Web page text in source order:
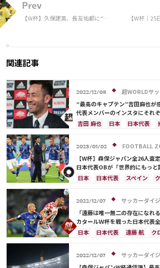
Prev
【W杯】久保建英、長友佑都に“華
【W杯｜
関連記事
2022/12/08
超WORLDサ
“最高のキャプテン”吉田麻也が
代表メンバーのインスタにそれ
吉田 麻也
日本 日本代表
権田 修一
谷 晃生 谷口 彰悟
南野 拓実
三笘 薫 久保 建英
遠藤 航
町野 修斗
2023/01/02
FOOTBALL
【W杯】森保ジャパン全26人査
日本代表OBが「世界的にもっ
えたのは？
日本 日本代表 スペイン
谷 晃生
谷口 彰悟 吉田 麻也
シュミット・ダニエル
板倉 滉
山根 視来
伊藤 洋輝 エクア
川島 永嗣
伊東 純也
2022/12/07
サッカーダイ
「遠藤は唯一無二の存在になれ
カタールＷ杯を戦った日本代表
価！「ただひとりの“Ｓ”は…」
日本 日本代表 遠藤 航 ク
伊東 純也
守田 英正 三笘 薫
前田 大然
カナダ 川島 永嗣
2022/12/07
サッカーダイ